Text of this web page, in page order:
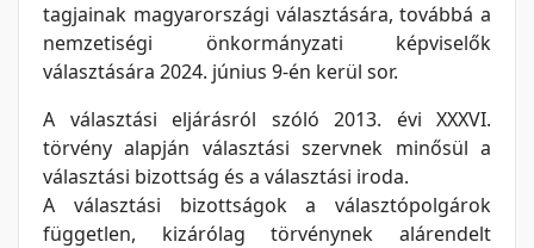
tagjainak magyarországi választására, továbbá a
nemzetiségi önkormányzati képviselők
választására 2024. június 9-én kerül sor.
A választási eljárásról szóló 2013. évi XXXVI.
törvény alapján választási szervnek minősül a
választási bizottság és a választási iroda.
A választási bizottságok a választópolgárok
független, kizárólag törvénynek alárendelt